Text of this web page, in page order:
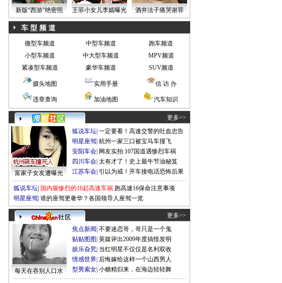
新版“西游”绝密照 王菲小女儿李嫣曝光 酒井法子痛哭谢罪
车 型 频 道
微型车频道 中型车频道
跑车频道
小型车频道
中大型车频道
MPV频道
紧凑型车频道
豪华车频道 SUV频道
摄头地图 实用手册 信 访 办
违章查询 加油地图 汽车知识
更多>>
富家子女友遭曝光
狐说车坛 一定要看！高速交警的吐血忠告
明星座驾 杭州一家三口被宝马车撞飞
安阳车会 网友实拍:107国道遇惨烈车祸
四川车会 太有才了！史上最牛节油秘笈
江苏车会 引以为戒！开车接电话恐怖后果
狐说车坛 国内最惨烈的16起高速车祸 跑高速16保命注意事项
明星座驾 谁的座驾更奢华？各国领导人座驾一览
更多>>
每天在吞别人口水
焦点新闻 不要迷恋哥，哥只是一个鬼
贴贴图图 英媒评出2009年度搞怪发明
娱乐旮旯 当红明星不仅仅是名利双收
情感世界 后悔嫁给这样一个山西男人
型男索女 小糖精归来，在海边轻轻舞